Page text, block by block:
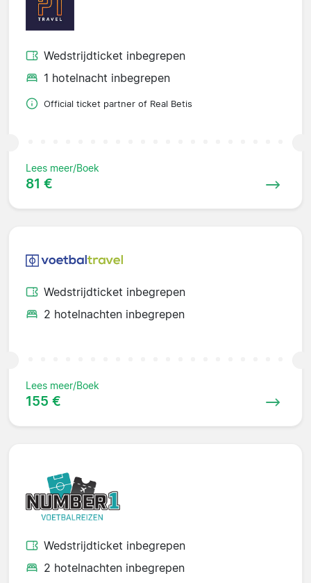
Wedstrijdticket inbegrepen
1 hotelnacht inbegrepen
Official ticket partner of Real Betis
Lees meer/Boek
81 €
Wedstrijdticket inbegrepen
2 hotelnachten inbegrepen
Lees meer/Boek
155 €
Wedstrijdticket inbegrepen
2 hotelnachten inbegrepen